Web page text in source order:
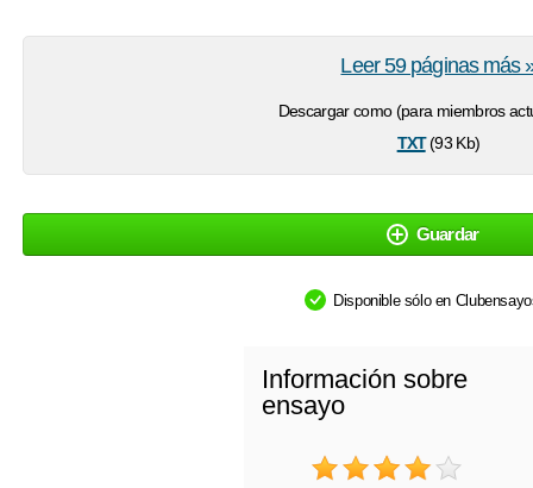
Descargar como (para miembros
txt(93 Kb)
Leer 59 páginas más
Guardar
Disponible sólo en
Información sobre
ensayo